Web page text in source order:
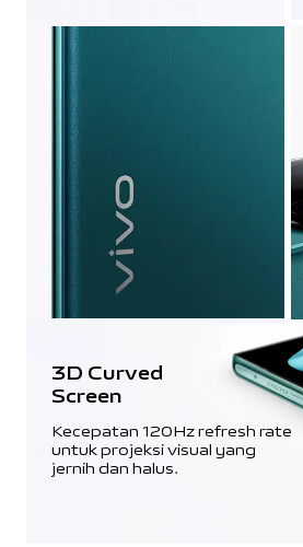
3D Curved
Screen
Kecepatan 120Hz refresh rate
untuk projeksi visual yang
jernih dan halus.